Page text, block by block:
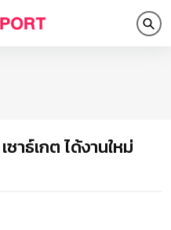
าธ์เกต ได้งานใหม่